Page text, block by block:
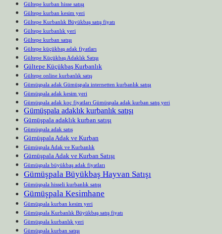
Gültepe kurban hisse satışı
Gültepe kurban kesim yeri
Gültepe Kurbanlık Büyükbaş satış fiyatı
Gültepe kurbanlık yeri
Gültepe kurban satışı
Gültepe küçükbaş adak fiyatları
Gültepe Küçükbaş Adaklık Satışı
Gültepe Küçükbaş Kurbanlık
Gültepe online kurbanlık satış
Gümüşpala adak Gümüşpala internetten kurbanlık satışı
Gümüşpala adak kesim yeri
Gümüşpala adak koç fiyatları Gümüşpala adak kurban satış yeri
Gümüşpala adaklık kurbanlık satışı
Gümüşpala adaklık kurban satışı
Gümüşpala adak satış
Gümüşpala Adak ve Kurban
Gümüşpala Adak ve Kurbanlık
Gümüşpala Adak ve Kurban Satışı
Gümüşpala büyükbaş adak fiyatları
Gümüşpala Büyükbaş Hayvan Satışı
Gümüşpala hisseli kurbanlık satışı
Gümüşpala Kesimhane
Gümüşpala kurban kesim yeri
Gümüşpala Kurbanlık Büyükbaş satış fiyatı
Gümüşpala kurbanlık yeri
Gümüşpala kurban satışı